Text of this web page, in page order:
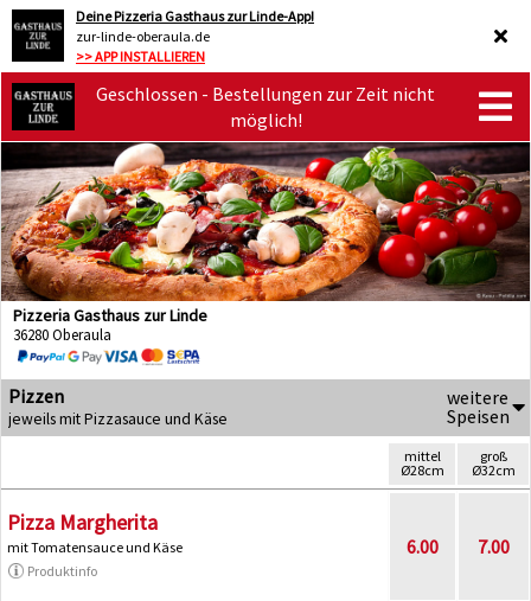
Deine Pizzeria Gasthaus zur Linde-App!
zur-linde-oberaula.de
>> APP INSTALLIEREN
Geschlossen - Bestellungen zur Zeit nicht
möglich!
Pizzeria Gasthaus zur Linde
36280 Oberaula
Pizzen
jeweils mit Pizzasauce und Käse
weitere
Speisen
mittel
Ø28cm
groß
Ø32cm
Pizza Margherita
mit Tomatensauce und Käse
Produktinfo
6.00 7.00